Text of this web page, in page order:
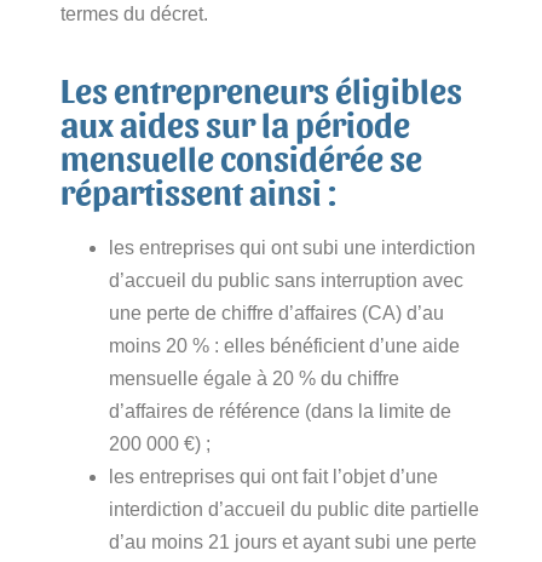
termes du décret.
Les entrepreneurs éligibles
aux aides sur la période
mensuelle considérée se
répartissent ainsi :
les entreprises qui ont subi une interdiction
d’accueil du public sans interruption avec
une perte de chiffre d’affaires (CA) d’au
moins 20 % : elles bénéficient d’une aide
mensuelle égale à 20 % du chiffre
d’affaires de référence (dans la limite de
200 000 €) ;
les entreprises qui ont fait l’objet d’une
interdiction d’accueil du public dite partielle
d’au moins 21 jours et ayant subi une perte